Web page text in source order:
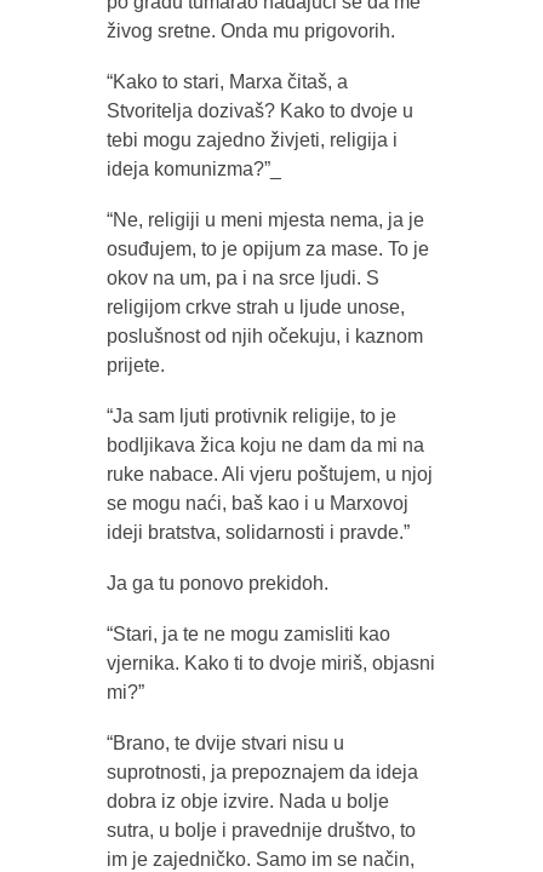
živog sretne. Onda mu prigovorih.
“Kako to stari, Marxa čitaš, a
Stvoritelja dozivaš? Kako to dvoje u
tebi mogu zajedno živjeti, religija i
ideja komunizma?”_
“Ne, religiji u meni mjesta nema, ja je
osuđujem, to je opijum za mase. To je
okov na um, pa i na srce ljudi. S
religijom crkve strah u ljude unose,
poslušnost od njih očekuju, i kaznom
prijete.
“Ja sam ljuti protivnik religije, to je
bodljikava žica koju ne dam da mi na
ruke nabace. Ali vjeru poštujem, u njoj
se mogu naći, baš kao i u Marxovoj
ideji bratstva, solidarnosti i pravde.”
Ja ga tu ponovo prekidoh.
“Stari, ja te ne mogu zamisliti kao
vjernika. Kako ti to dvoje miriš, objasni
mi?”
“Brano, te dvije stvari nisu u
suprotnosti, ja prepoznajem da ideja
dobra iz obje izvire. Nada u bolje
sutra, u bolje i pravednije društvo, to
im je zajedničko. Samo im se način,